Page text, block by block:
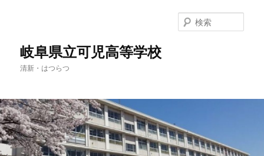
岐阜県立可児高等学校
清新・はつらつ
索